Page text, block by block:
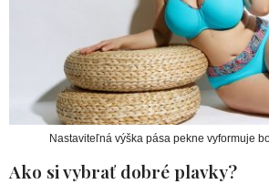
Nastaviteľná výška pása pekne vyformuje
Ako si vybrať dobré plavky?